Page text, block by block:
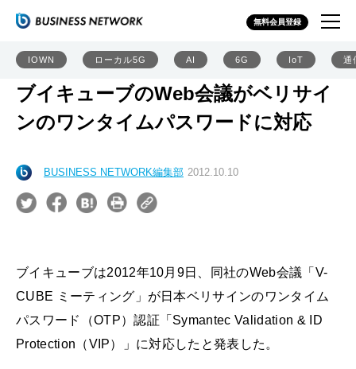
無料会員登録
IOWN ローカル5G AI 6G IoT 通
ブイキューブのWeb会議がベリサイ
ンのワンタイムパスワードに対応
BUSINESS NETWORK編集部 2012.10.10
ブイキューブは2012年10月9日、同社のWeb会議「V-
CUBE ミーティング」が日本ベリサインのワンタイム
パスワード（OTP）認証「Symantec Validation & ID
Protection（VIP）」に対応したと発表した。